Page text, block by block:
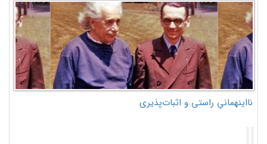
نااینهمانیِ راستی و اثبات‌پذیری